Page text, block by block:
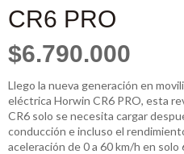
CR6 PRO
$6.790.000
Llego la nueva generación en
eléctrica Horwin CR6 PRO, esta
CR6 solo se necesita cargar
conducción e incluso el
aceleración de 0 a 60 km/h en